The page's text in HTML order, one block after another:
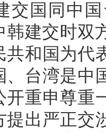
交国同中
韩建交时双
共和国为代
、台湾是中
开重申尊重
提出严正交